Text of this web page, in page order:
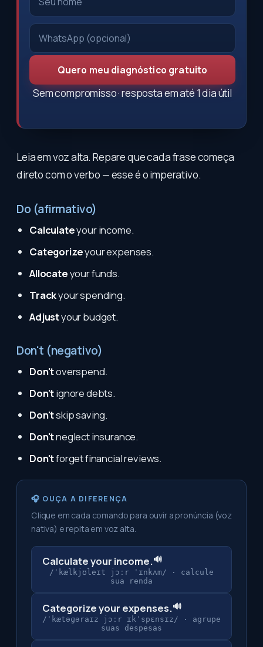
Quero meu diagnóstico gratuito
Sem compromisso · resposta em até 1 dia útil
Leia em voz alta. Repare que cada frase começa
direto com o verbo — esse é o imperativo.
Do (afirmativo)
Calculateyour income.
Categorizeyour expenses.
Allocateyour funds.
Trackyour spending.
Adjustyour budget.
Don't (negativo)
Don'toverspend.
Don'tignore debts.
Don'tskip saving.
Don'tneglect insurance.
Don'tforget financial reviews.
🎧 OUÇA A DIFERENÇA
Clique em cada comando para ouvir a pronúncia (voz
nativa) e repita em voz alta.
Calculate your income.🔊
/ˈkælkjʊleɪt jɔːr ˈɪnkʌm/ · calcule
sua renda
Categorize your expenses.🔊
/ˈkætəɡəraɪz jɔːr ɪkˈspɛnsɪz/ · agrupe
suas despesas